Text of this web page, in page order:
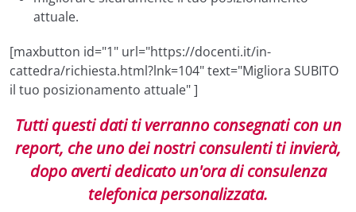
attuale.
[maxbutton id="1" url="https://docenti.it/in-
cattedra/richiesta.html?lnk=104" text="Migliora SUBITO
il tuo posizionamento attuale" ]
Tutti questi dati ti verranno consegnati con un
report, che uno dei nostri consulenti ti invierà,
dopo averti dedicato un'ora di consulenza
telefonica personalizzata.